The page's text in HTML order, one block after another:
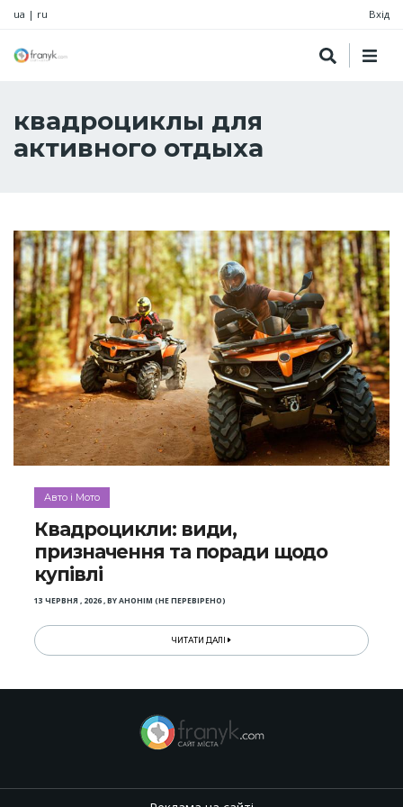
ua | ru Вхід
квадроциклы для
активного отдыха
Авто і Мото
Квадроцикли: види,
призначення та поради щодо
купівлі
13 ЧЕРВНЯ , 2026,BYАНОНІМ (НЕ ПЕРЕВІРЕНО)
ЧИТАТИ ДАЛІ